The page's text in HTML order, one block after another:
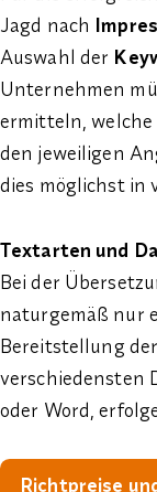
Jagd nach
Auswahl der
Unternehmen
ermitteln, welche
den jeweiligen
dies möglichst in
Textarten und
Bei der
naturgemäß nur
Bereitstellung der
verschiedensten
oder Word,
Richtpreise